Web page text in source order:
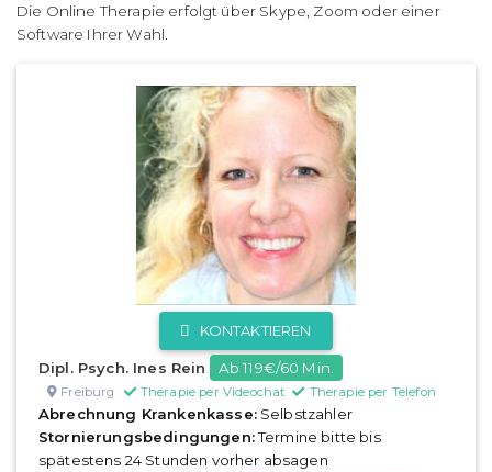
Die Online Therapie erfolgt über Skype, Zoom oder einer
Software Ihrer Wahl.
KONTAKTIEREN
Dipl. Psych. Ines Rein Ab 119€/60 Min.
Freiburg Therapie per Videochat Therapie per Telefon
Abrechnung Krankenkasse:Selbstzahler
Stornierungsbedingungen:Termine bitte bis
spätestens 24 Stunden vorher absagen